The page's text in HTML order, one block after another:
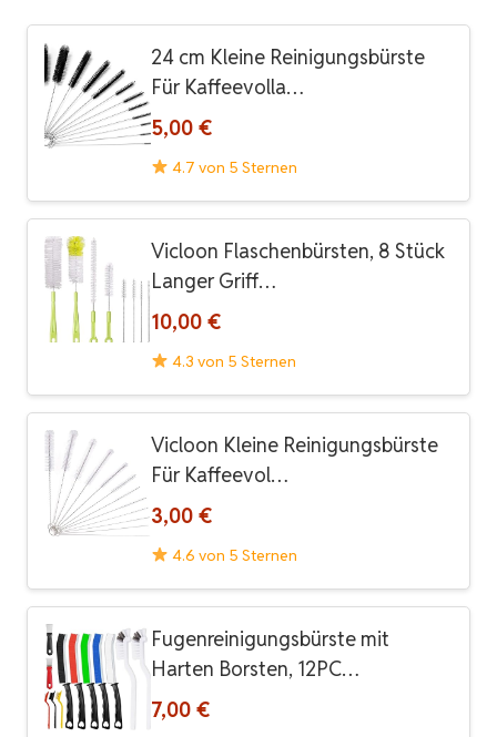
24 cm Kleine Reinigungsbürste
Für Kaffeevolla…
5,00 €
4.7 von 5 Sternen
Vicloon Flaschenbürsten, 8 Stück
Langer Griff…
10,00 €
4.3 von 5 Sternen
Vicloon Kleine Reinigungsbürste
Für Kaffeevol…
3,00 €
4.6 von 5 Sternen
Fugenreinigungsbürste mit
Harten Borsten, 12PC…
7,00 €